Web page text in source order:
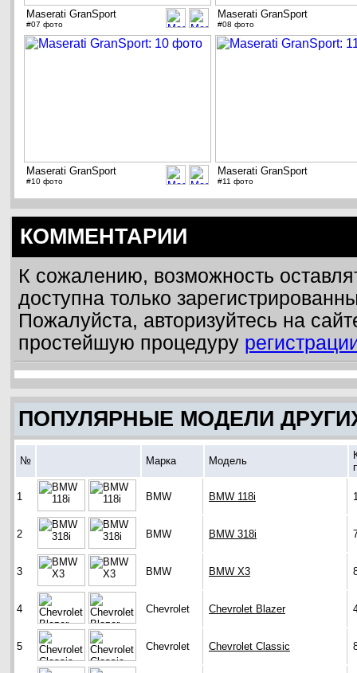
Maserati GranSport
#07 фото
Maserati GranSport
#08 фото
Maserati GranSport
#10 фото
Maserati GranSport
#11 фото
КОММЕНТАРИИ
К сожалению, возможность
доступна только
Пожалуйста, авторизуйтесь на
простейшую процедуру
ПОПУЛЯРНЫЕ МОДЕЛИ
№ Марка Модель
1 BMW BMW 118i
2 BMW BMW 318i
3 BMW BMW X3
4 Chevrolet Chevrolet Blazer
5 Chevrolet Chevrolet Classic